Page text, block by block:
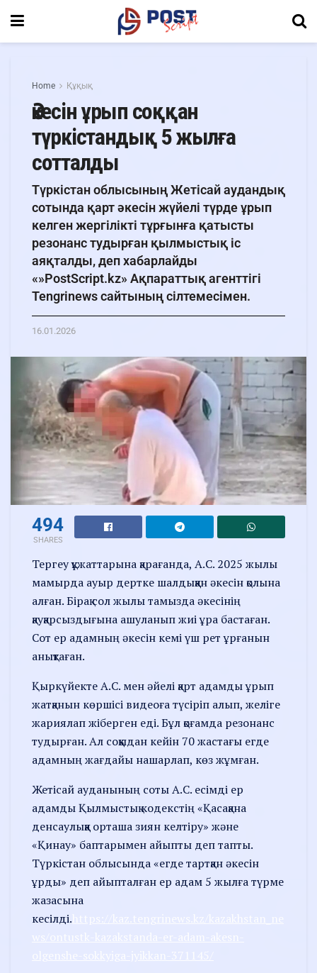
Home Құқық
Әкесін ұрып соққан
түркістандық 5 жылға
сотталды
Түркістан облысының Жетісай аудандық
сотында қарт әкесін жүйелі түрде ұрып
келген жергілікті тұрғынға қатысты
резонанс тудырған қылмыстық іс
аяқталды, деп хабарлайды
«»PostScript.kz» Ақпараттық агенттігі
Tengrinews сайтының сілтемесімен.
16.01.2026
494
SHARES
Тергеу құжаттарына қарағанда, А.С. 2025 жылы
мамырда ауыр дертке шалдыққан әкесін қолына
алған. Бірақ сол жылы тамызда әкесінің
қауқарсыздығына ашуланып жиі ұра бастаған.
Сот ер адамның әкесін кемі үш рет ұрғанын
анықтаған.
Қыркүйекте А.С. мен әйелі қарт адамды ұрып
жатқанын көршісі видеоға түсіріп алып, желіге
жариялап жіберген еді. Бұл қоғамда резонанс
тудырған. Ал соққыдан кейін 70 жастағы егде
адамның жағдайы нашарлап, көз жұмған.
Жетісай ауданының соты А.С. есімді ер
адамды Қылмыстық кодекстің «Қасақана
денсаулыққа орташа зиян келтіру» және
«Қинау» баптарымен айыпты деп тапты.
Түркістан облысында «егде тартқан әкесін
ұрды» деп айыпталған ер адам 5 жылға түрме
жазасына
кесілді.https://kaz.tengrinews.kz/kazakhstan_ne
ws/ontustk-kazakstanda-er-adam-akesn-
olgenshe-sokkyiga-jyikkan-371145/